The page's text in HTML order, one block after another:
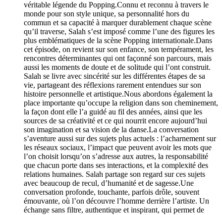
véritable légende du Popping.Connu et reconnu à travers le
monde pour son style unique, sa personnalité hors du
commun et sa capacité à marquer durablement chaque scène
qu’il traverse, Salah s’est imposé comme l’une des figures les
plus emblématiques de la scène Popping internationale.Dans
cet épisode, on revient sur son enfance, son tempérament, les
rencontres déterminantes qui ont façonné son parcours, mais
aussi les moments de doute et de solitude qui l’ont construit.
Salah se livre avec sincérité sur les différentes étapes de sa
vie, partageant des réflexions rarement entendues sur son
histoire personnelle et artistique.Nous abordons également la
place importante qu’occupe la religion dans son cheminement,
la façon dont elle l’a guidé au fil des années, ainsi que les
sources de sa créativité et ce qui nourrit encore aujourd’hui
son imagination et sa vision de la danse.La conversation
s’aventure aussi sur des sujets plus actuels : l’acharnement sur
les réseaux sociaux, l’impact que peuvent avoir les mots que
l’on choisit lorsqu’on s’adresse aux autres, la responsabilité
que chacun porte dans ses interactions, et la complexité des
relations humaines. Salah partage son regard sur ces sujets
avec beaucoup de recul, d’humanité et de sagesse.Une
conversation profonde, touchante, parfois drôle, souvent
émouvante, où l’on découvre l’homme derrière l’artiste. Un
échange sans filtre, authentique et inspirant, qui permet de